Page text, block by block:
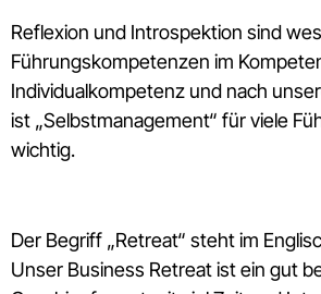
Reflexion und Introspektion sind
Führungskompetenzen im
Individualkompetenz und nach
ist „Selbstmanagement“ für viele
wichtig.
Der Begriff „Retreat“ steht im
Unser Business Retreat ist ein gut